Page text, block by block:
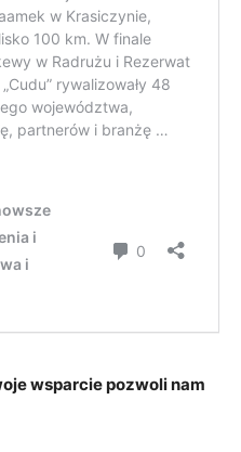
wsparcie pozwoli nam